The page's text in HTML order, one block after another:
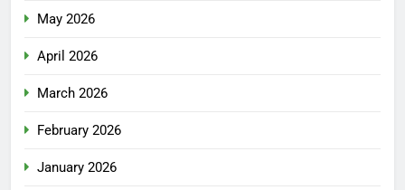
May 2026
April 2026
March 2026
February 2026
January 2026